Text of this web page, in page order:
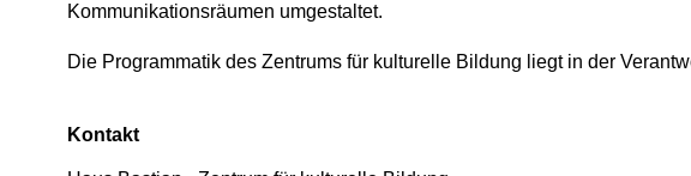
Kommunikationsräumen umgestaltet.
Die Programmatik des Zentrums für kulturelle Bildung liegt in der
Kontakt